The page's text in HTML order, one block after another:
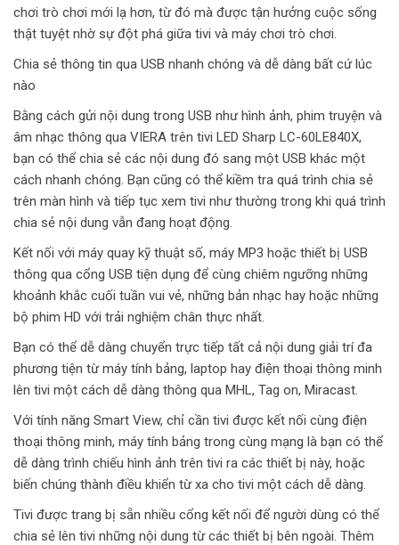
chơi trò chơi mới lạ hơn, từ đó mà được tận hưởng cuộc sống
thật tuyệt nhờ sự đột phá giữa tivi và máy chơi trò chơi.
Chia sẻ thông tin qua USB nhanh chóng và dễ dàng bất cứ lúc
nào
Bằng cách gửi nội dung trong USB như hình ảnh, phim truyện và
âm nhạc thông qua VIERA trên tivi LED Sharp LC-60LE840X,
bạn có thể chia sẻ các nội dung đó sang một USB khác một
cách nhanh chóng. Bạn cũng có thể kiềm tra quá trình chia sẻ
trên màn hình và tiếp tục xem tivi như thường trong khi quá trình
chia sẻ nội dung vẫn đang hoạt động.
Kết nối với máy quay kỹ thuật số, máy MP3 hoặc thiết bị USB
thông qua cổng USB tiện dụng để cùng chiêm ngưỡng những
khoảnh khắc cuối tuần vui vẻ, những bản nhạc hay hoặc những
bộ phim HD với trải nghiệm chân thực nhất.
Bạn có thể dễ dàng chuyển trực tiếp tất cả nội dung giải trí đa
phương tiện từ máy tính bảng, laptop hay điện thoại thông minh
lên tivi một cách dễ dàng thông qua MHL, Tag on, Miracast.
Với tính năng Smart View, chỉ cần tivi được kết nối cùng điện
thoại thông minh, máy tính bảng trong cùng mạng là bạn có thể
dễ dàng trình chiếu hình ảnh trên tivi ra các thiết bị này, hoặc
biến chúng thành điều khiển từ xa cho tivi một cách dễ dàng.
Tivi được trang bị sẵn nhiều cổng kết nối để người dùng có thể
chia sẻ lên tivi những nội dung từ các thiết bị bên ngoài. Thêm